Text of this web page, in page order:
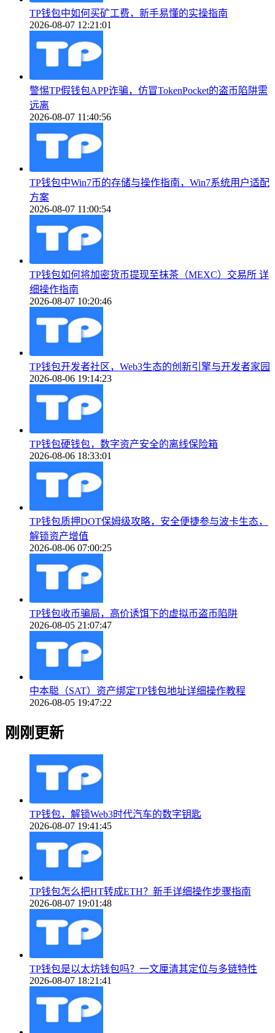
TP钱包中如何买矿工费，新手易懂的实操指南
2026-08-07 12:21:01
警惕TP假钱包APP诈骗，仿冒TokenPocket的盗币陷阱需
远离
2026-08-07 11:40:56
TP钱包中Win7币的存储与操作指南，Win7系统用户适配
方案
2026-08-07 11:00:54
TP钱包如何将加密货币提现至抹茶（MEXC）交易所 详
细操作指南
2026-08-07 10:20:46
TP钱包开发者社区，Web3生态的创新引擎与开发者家园
2026-08-06 19:14:23
TP钱包硬钱包，数字资产安全的离线保险箱
2026-08-06 18:33:01
TP钱包质押DOT保姆级攻略，安全便捷参与波卡生态，
解锁资产增值
2026-08-06 07:00:25
TP钱包收币骗局，高价诱饵下的虚拟币盗币陷阱
2026-08-05 21:07:47
中本聪（SAT）资产绑定TP钱包地址详细操作教程
2026-08-05 19:47:22
刚刚更新
TP钱包，解锁Web3时代汽车的数字钥匙
2026-08-07 19:41:45
TP钱包怎么把HT转成ETH？新手详细操作步骤指南
2026-08-07 19:01:48
TP钱包是以太坊钱包吗？一文厘清其定位与多链特性
2026-08-07 18:21:41